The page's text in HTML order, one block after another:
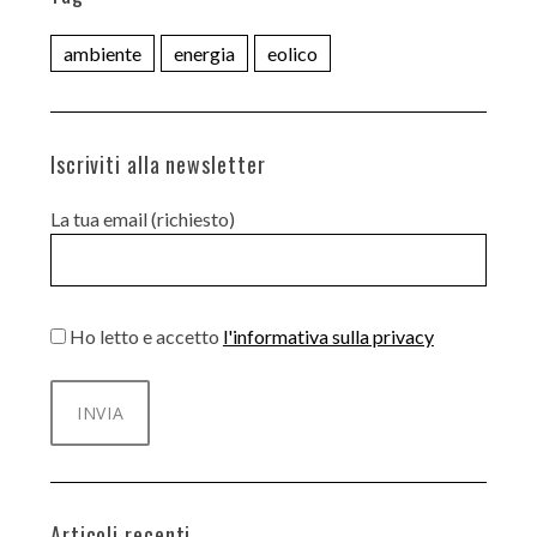
ambiente energia eolico
Iscriviti alla newsletter
La tua email (richiesto)
Ho letto e accetto l'informativa sulla privacy